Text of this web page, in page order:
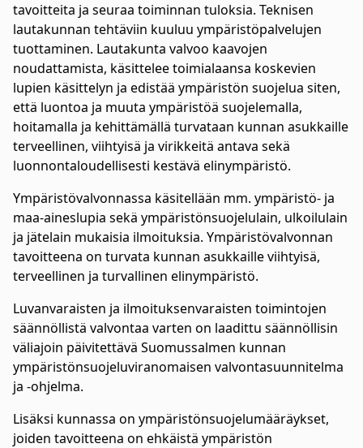
tavoitteita ja seuraa toiminnan tuloksia. Teknisen
lautakunnan tehtäviin kuuluu ympäristöpalvelujen
tuottaminen. Lautakunta valvoo kaavojen
noudattamista, käsittelee toimialaansa koskevien
lupien käsittelyn ja edistää ympäristön suojelua siten,
että luontoa ja muuta ympäristöä suojelemalla,
hoitamalla ja kehittämällä turvataan kunnan asukkaille
terveellinen, viihtyisä ja virikkeitä antava sekä
luonnontaloudellisesti kestävä elinympäristö.
Ympäristövalvonnassa käsitellään mm. ympäristö- ja
maa-aineslupia sekä ympäristönsuojelulain, ulkoilulain
ja jätelain mukaisia ilmoituksia. Ympäristövalvonnan
tavoitteena on turvata kunnan asukkaille viihtyisä,
terveellinen ja turvallinen elinympäristö.
Luvanvaraisten ja ilmoituksenvaraisten toimintojen
säännöllistä valvontaa varten on laadittu säännöllisin
väliajoin päivitettävä Suomussalmen kunnan
ympäristönsuojeluviranomaisen valvontasuunnitelma
ja -ohjelma.
Lisäksi kunnassa on ympäristönsuojelumääräykset,
joiden tavoitteena on ehkäistä ympäristön